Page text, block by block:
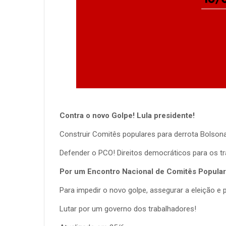
Contra o novo Golpe! Lula presidente!
Construir Comitês populares para derrota
Defender o PCO! Direitos democráticos para os
Por um Encontro Nacional de Comitês
Para impedir o novo golpe, assegurar a eleição e
Lutar por um governo dos trabalhadores!